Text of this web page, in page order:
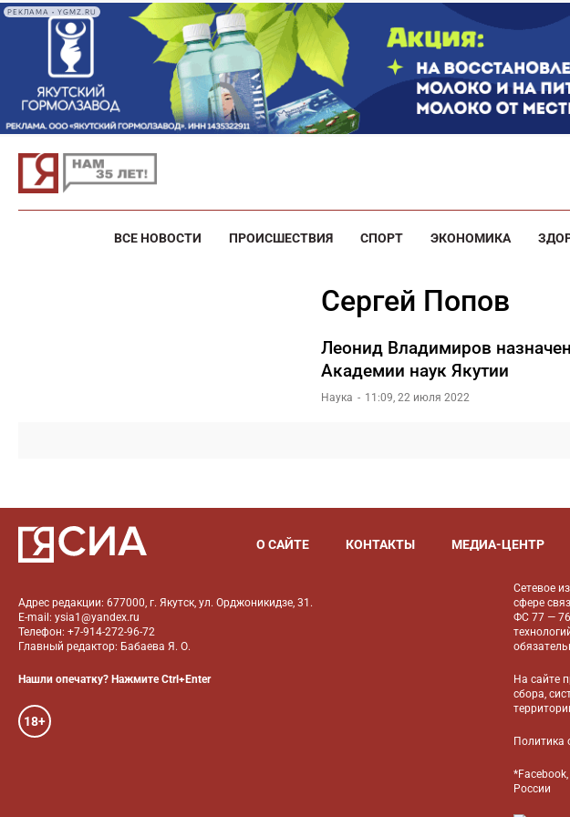
РЕКЛАМА • YGMZ.RU
ВСЕ НОВОСТИ ПРОИСШЕСТВИЯ СПОРТ ЭКОНОМИКА
Сергей Попов
Леонид Владимиров
Академии наук Якутии
Наука 11:09, 22 июля 2022
О САЙТЕ КОНТАКТЫ МЕДИА-ЦЕНТР
Адрес редакции: 677000, г. Якутск, ул. Орджоникидзе, 31.
E-mail: ysia1@yandex.ru
Телефон: +7-914-272-96-72
Главный редактор: Бабаева Я. О.
Нашли опечатку? Нажмите Ctrl+Enter
18+
Сетевое
сфере
ФС 77 —
На сайте
сбора,
Политика
России